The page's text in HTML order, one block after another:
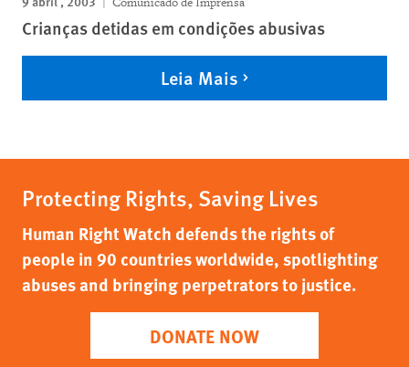
Crianças detidas em condições abusivas
Leia Mais
Protecting Rights, Saving Lives
Human Right Watch defends the rights of
people in 90 countries worldwide, spotlighting
abuses and bringing perpetrators to justice.
DONATE NOW